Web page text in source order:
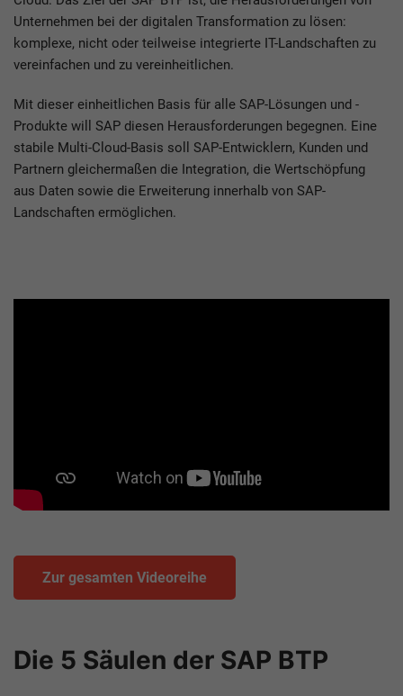
Unternehmen bei der digitalen Transformation zu lösen:
komplexe, nicht oder teilweise integrierte IT-Landschaften zu
vereinfachen und zu vereinheitlichen.
Mit dieser einheitlichen Basis für alle SAP-Lösungen und -
Produkte will SAP diesen Herausforderungen begegnen. Eine
stabile Multi-Cloud-Basis soll SAP-Entwicklern, Kunden und
Partnern gleichermaßen die Integration, die Wertschöpfung
aus Daten sowie die Erweiterung innerhalb von SAP-
Landschaften ermöglichen.
Zur gesamten Videoreihe
Die 5 Säulen der SAP BTP